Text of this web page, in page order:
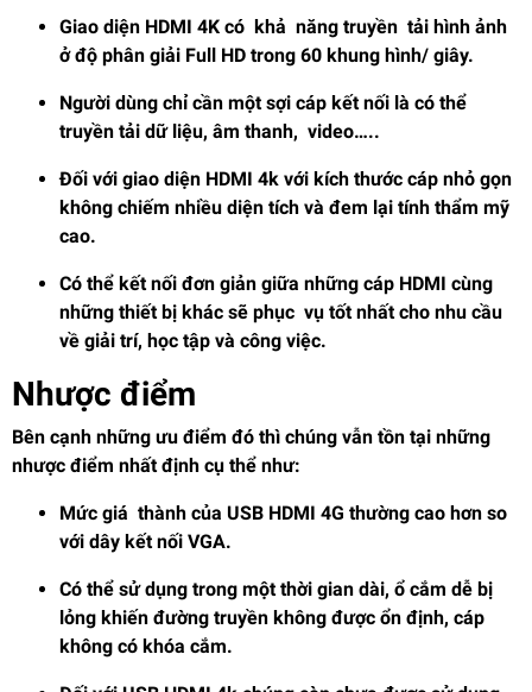
Giao diện HDMI 4K có khả năng truyền tải hình ảnh
ở độ phân giải Full HD trong 60 khung hình/ giây.
Người dùng chỉ cần một sợi cáp kết nối là có thể
truyền tải dữ liệu, âm thanh, video…..
Đối với giao diện HDMI 4k với kích thước cáp nhỏ gọn
không chiếm nhiều diện tích và đem lại tính thẩm mỹ
cao.
Có thể kết nối đơn giản giữa những cáp HDMI cùng
những thiết bị khác sẽ phục vụ tốt nhất cho nhu cầu
về giải trí, học tập và công việc.
Nhược điểm
Bên cạnh những ưu điểm đó thì chúng vẫn tồn tại những
nhược điểm nhất định cụ thể như:
Mức giá thành của USB HDMI 4G thường cao hơn so
với dây kết nối VGA.
Có thể sử dụng trong một thời gian dài, ổ cắm dễ bị
lỏng khiến đường truyền không được ổn định, cáp
không có khóa cắm.